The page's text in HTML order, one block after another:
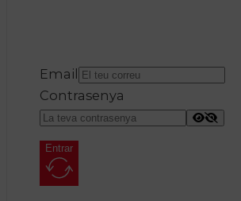
Email
Contrasenya
Entrar